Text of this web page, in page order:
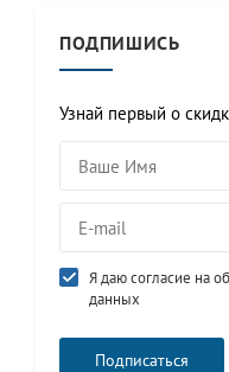
ПОДПИШИСЬ
Узнай первый о
Я даю согласие на
данных